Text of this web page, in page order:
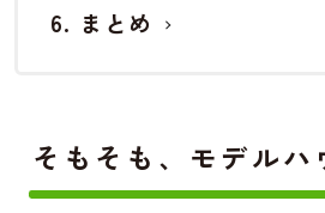
まとめ
そもそも、モデルハ